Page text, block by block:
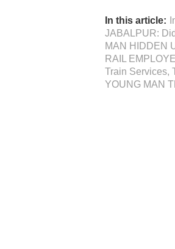
In this article:
JABALPUR:
MAN HIDDEN
RAIL
Train Services,
YOUNG MAN